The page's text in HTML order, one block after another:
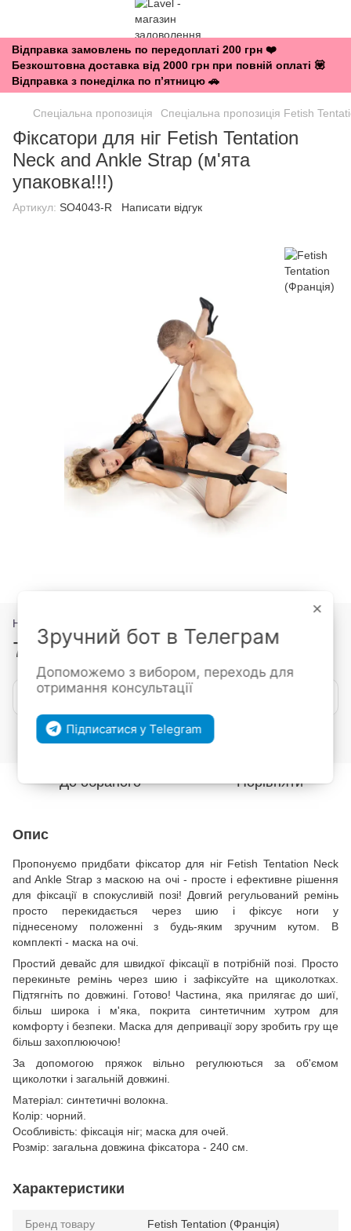
Відправка замовлень по передоплаті 200 грн ❤️
Безкоштовна доставка від 2000 грн при повній оплаті 💟
Відправка з понеділка по п’ятницю 🚗
Спеціальна пропозиція Спеціальна пропозиція Fetish
Фіксатори для ніг Fetish Tentation
Neck and Ankle Strap (м'ята
упаковка!!!)
Артикул: SO4043-R Написати відгук
Немає в наявності
749 грн
Повідомити, коли з'явиться
Увійти для відображення накопичувальної знижки
До обраного Порівняти
Опис
Пропонуємо придбати фіксатор для ніг Fetish Tentation Neck
and Ankle Strap з маскою на очі - просте і ефективне рішення
для фіксації в спокусливій позі! Довгий регульований ремінь
просто перекидається через шию і фіксує ноги у
піднесеному положенні з будь-яким зручним кутом. В
комплекті - маска на очі.
Простий девайс для швидкої фіксації в потрібній позі. Просто
перекиньте ремінь через шию і зафіксуйте на щиколотках.
Підтягніть по довжині. Готово! Частина, яка прилягає до шиї,
більш широка і м'яка, покрита синтетичним хутром для
комфорту і безпеки. Маска для депривації зору зробить гру ще
більш захоплюючою!
За допомогою пряжок вільно регулюються за об'ємом
щиколотки і загальній довжині.
Матеріал: синтетичні волокна.
Колір: чорний.
Особливість: фіксація ніг; маска для очей.
Розмір: загальна довжина фіксатора - 240 см.
Характеристики
Бренд товару Fetish Tentation (Франція)
Зручний бот в Телеграм
Допоможемо з вибором, переходь для
отримання консультації
Підписатися у Telegram
×